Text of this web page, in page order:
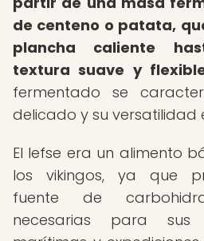
de centeno o patata,
plancha caliente
textura suave y
fermentado se
delicado y su versatilidad
El lefse era un alimento
los vikingos, ya que
fuente de
necesarias para sus